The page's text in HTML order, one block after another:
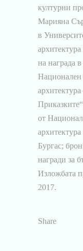
културни
Марияна
в
на награда
Национален
от
Бургас;
награди за
Изложбата
2017.
Share